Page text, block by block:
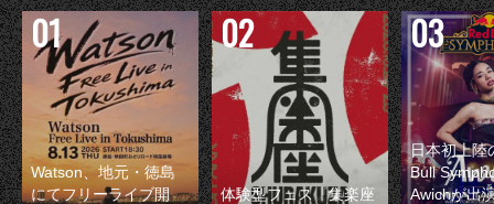
Watson、地元・徳島
にてフリーライブ開
体験型フェス『集楽座
日本初上陸
Bull
Awichが出